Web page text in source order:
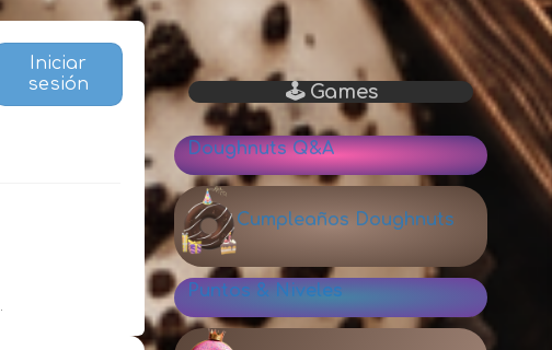
Iniciar
sesión
.
🕹 Games
Doughnuts Q&A
Cumpleaños Doughnuts
Puntos & Niveles